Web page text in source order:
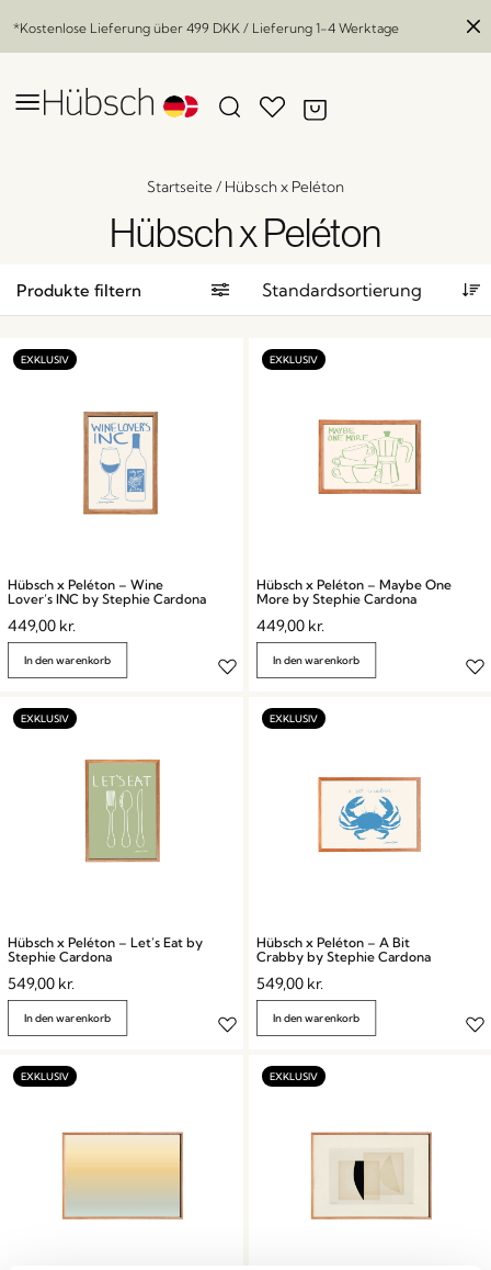
*Kostenlose Lieferung über 499 DKK / Lieferung 1-4 Werktage
Startseite/ Hübsch x Peléton
Hübsch x Peléton
Produkte filtern
Hübsch x Peléton – Wine
Lover’s INC by Stephie Cardona
449,00 kr.
In den warenkorb
Hübsch x Peléton – Maybe One
More by Stephie Cardona
449,00 kr.
In den warenkorb
Hübsch x Peléton – Let’s Eat by
Stephie Cardona
549,00 kr.
In den warenkorb
Hübsch x Peléton – A Bit
Crabby by Stephie Cardona
549,00 kr.
In den warenkorb